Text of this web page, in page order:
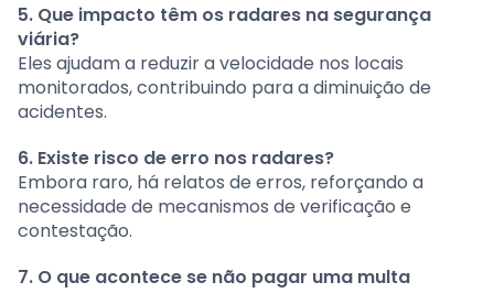
5. Que impacto têm os radares na segurança
viária?
Eles ajudam a reduzir a velocidade nos locais
monitorados, contribuindo para a diminuição de
acidentes.
6. Existe risco de erro nos radares?
Embora raro, há relatos de erros, reforçando a
necessidade de mecanismos de verificação e
contestação.
7. O que acontece se não pagar uma multa